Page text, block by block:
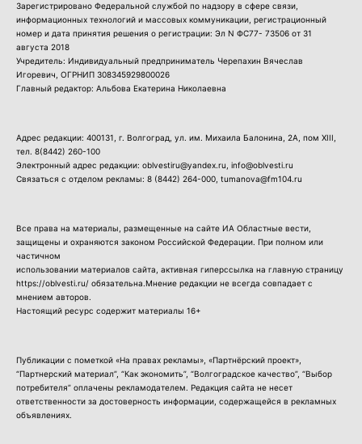
Зарегистрировано Федеральной службой по надзору в сфере связи,
информационных технологий и массовых коммуникации, регистрационный
номер и дата принятия решения о регистрации: Эл N ФС77- 73506 от 31
августа 2018
Учредитель: Индивидуальный предприниматель Черепахин Вячеслав
Игоревич, ОГРНИП 308345929800026
Главный редактор: Альбова Екатерина Николаевна
Адрес редакции: 400131, г. Волгоград, ул. им. Михаила Балонина, 2А, пом XIII,
тел. 8(8442) 260-100
Электронный адрес редакции: oblvestiru@yandex.ru, info@oblvesti.ru
Связаться с отделом рекламы: 8 (8442) 264-000 , tumanova@fm104.ru
Все права на материалы, размещенные на сайте ИА Областные вести,
защищены и охраняются законом Российской Федерации. При полном или
частичном
использовании материалов сайта, активная гиперссылка на главную страницу
https://oblvesti.ru/ обязательна.Мнение редакции не всегда совпадает с
мнением авторов.
Настоящий ресурс содержит материалы 16+
Публикации с пометкой «На правах рекламы», «Партнёрский проект»,
“Партнерский материал”, “Как экономить”, “Волгоградское качество”, “Выбор
потребителя” оплачены рекламодателем. Редакция сайта не несет
ответственности за достоверность информации, содержащейся в рекламных
объявлениях.